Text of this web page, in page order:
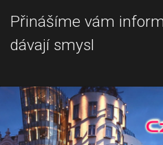
Přinášíme vám
dávají smysl